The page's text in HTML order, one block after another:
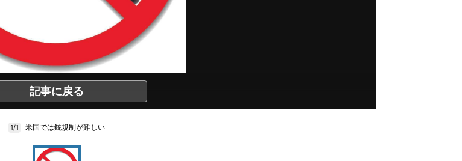
記事に戻る
1/1 米国では銃規制が難しい